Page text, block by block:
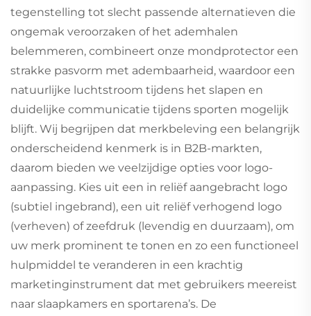
tegenstelling tot slecht passende alternatieven die
ongemak veroorzaken of het ademhalen
belemmeren, combineert onze mondprotector een
strakke pasvorm met adembaarheid, waardoor een
natuurlijke luchtstroom tijdens het slapen en
duidelijke communicatie tijdens sporten mogelijk
blijft. Wij begrijpen dat merkbeleving een belangrijk
onderscheidend kenmerk is in B2B-markten,
daarom bieden we veelzijdige opties voor logo-
aanpassing. Kies uit een in reliëf aangebracht logo
(subtiel ingebrand), een uit reliëf verhogend logo
(verheven) of zeefdruk (levendig en duurzaam), om
uw merk prominent te tonen en zo een functioneel
hulpmiddel te veranderen in een krachtig
marketinginstrument dat met gebruikers meereist
naar slaapkamers en sportarena’s. De